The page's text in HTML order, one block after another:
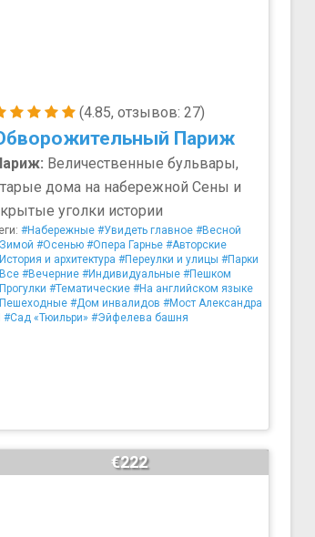
(4.85, отзывов: 27)
Париж
Величественные бульвары,
дома на набережной Сены и
уголки истории
#Набережные #Увидеть главное #Весной
#Осенью #Опера Гарнье #Авторские
и архитектура #Переулки и улицы #Парки
#Вечерние #Индивидуальные #Пешком
#Тематические #На английском языке
#Дом инвалидов #Мост Александра
#Сад «Тюильри» #Эйфелева башня
€222